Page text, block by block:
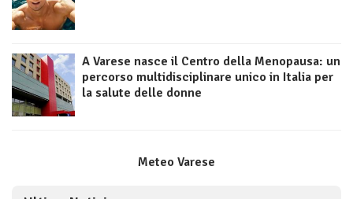
A Varese nasce il Centro della Menopausa: un
percorso multidisciplinare unico in Italia per
la salute delle donne
Meteo Varese